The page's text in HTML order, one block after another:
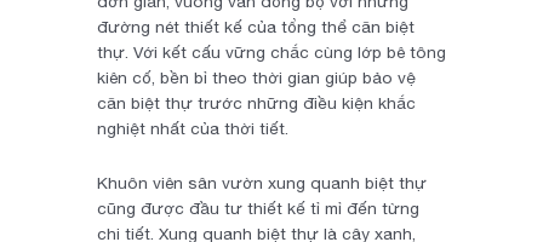
đường nét thiết kế của tổng thể căn biệt
thự. Với kết cấu vững chắc cùng lớp bê tông
kiên cố, bền bỉ theo thời gian giúp bảo vệ
căn biệt thự trước những điều kiện khắc
nghiệt nhất của thời tiết.
Khuôn viên sân vườn xung quanh biệt thự
cũng được đầu tư thiết kế tỉ mỉ đến từng
chi tiết. Xung quanh biệt thự là cây xanh,